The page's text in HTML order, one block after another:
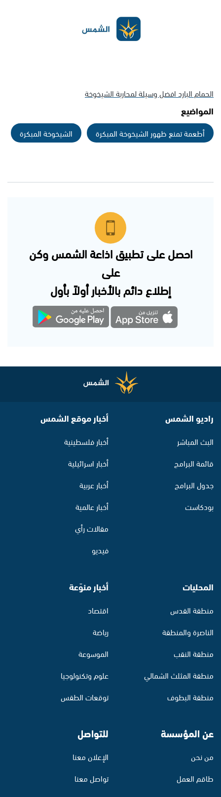
الحمام البارد افضل وسيلة لمحاربة الشيخوخة
المواضيع
أطعمة تمنع ظهور الشيخوخة المبكرة الشيخوخة المبكرة
احصل على تطبيق اذاعة الشمس وكن
على
إطلاع دائم بالأخبار أولاً بأول
راديو الشمس
البث المباشر
قائمة البرامج
جدول البرامج
بودكاست
أخبار موقع الشمس
أخبار فلسطينية
أخبار اسرائيلية
أخبار عربية
أخبار عالمية
مقالات رأي
فيديو
المحليات
منطقة القدس
الناصرة والمنطقة
منطقة النقب
منطقة المثلث الشمالي
منطقة البطوف
أخبار منوّعة
اقتصاد
رياضة
الموسوعة
علوم وتكنولوجيا
توقعات الطقس
عن المؤسسة
من نحن
طاقم العمل
للتواصل
الإعلان معنا
تواصل معنا